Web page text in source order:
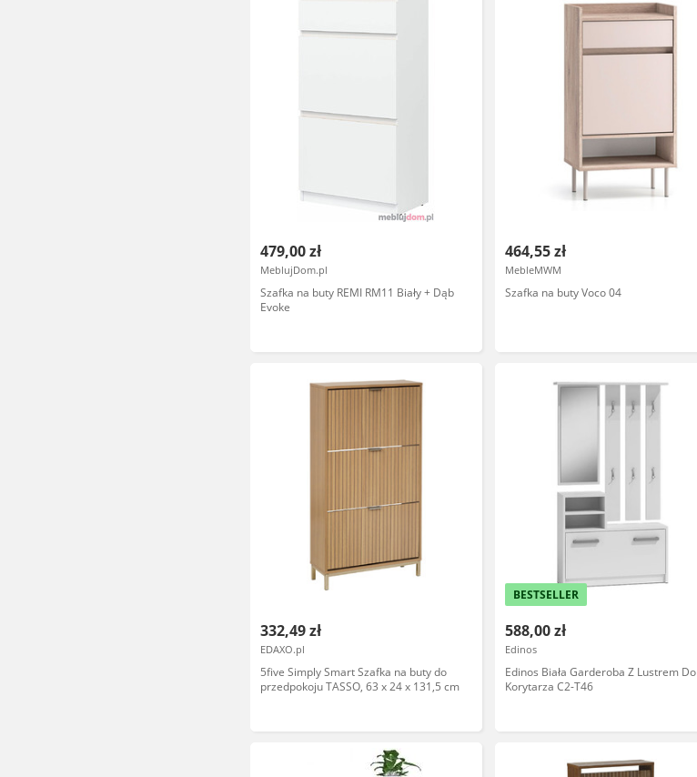
479,00 zł
MeblujDom.pl
Szafka na buty REMI RM11 Biały + Dąb
Evoke
464,55 zł
MebleMWM
Szafka na buty Voco 04
332,49 zł
EDAXO.pl
5five Simply Smart Szafka na buty do
przedpokoju TASSO, 63 x 24 x 131,5 cm
BESTSELLER
588,00 zł
Edinos
Edinos Biała Garderoba Z Lustrem Do
Korytarza C2-T46